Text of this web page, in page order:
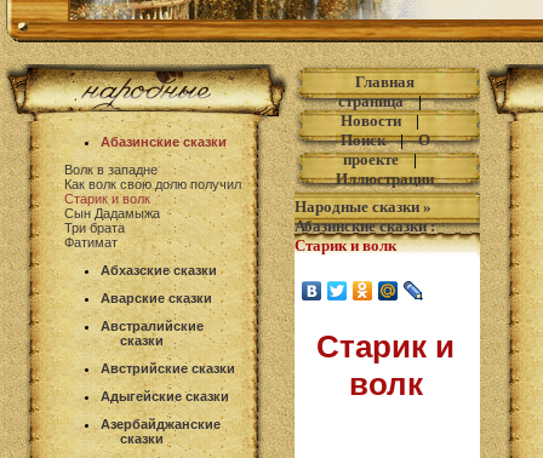
Абазинские сказки
Волк в западне
Как волк свою долю получил
Старик и волк
Сын Дадамыжа
Три брата
Фатимат
Абхазские сказки
Аварские сказки
Австралийские
сказки
Австрийские сказки
Адыгейские сказки
Азербайджанские
сказки
Главная
страница|
Новости|
Поиск|О
проекте|
Иллюстрации
Народные сказки »
Абазинские сказки:
Старик и волк
Старик и
волк